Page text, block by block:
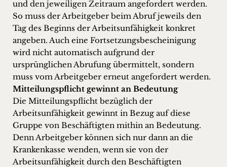
und den jeweiligen Zeitraum angefordert werden.
So muss der Arbeitgeber beim Abruf jeweils den
Tag des Beginns der Arbeitsunfähigkeit konkret
angeben. Auch eine Fortsetzungsbescheinigung
wird nicht automatisch aufgrund der
ursprünglichen Abrufung übermittelt, sondern
muss vom Arbeitgeber erneut angefordert werden.
Mitteilungspflicht gewinnt an Bedeutung
Die Mitteilungspflicht bezüglich der
Arbeitsunfähigkeit gewinnt in Bezug auf diese
Gruppe von Beschäftigten mithin an Bedeutung.
Denn Arbeitgeber können sich nur dann an die
Krankenkasse wenden, wenn sie von der
Arbeitsunfähigkeit durch den Beschäftigten